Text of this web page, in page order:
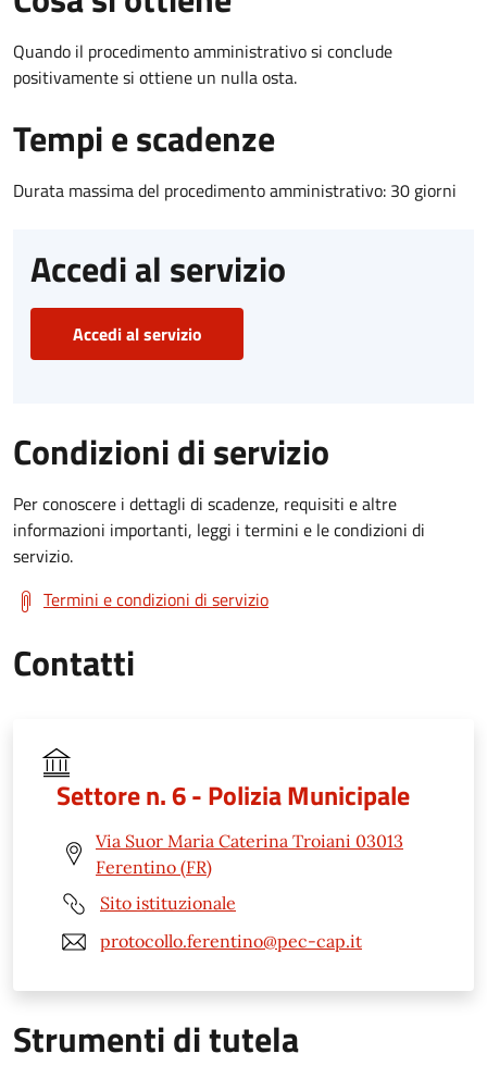
Quando il procedimento amministrativo si conclude
positivamente si ottiene un nulla osta.
Tempi e scadenze
Durata massima del procedimento amministrativo: 30 giorni
Accedi al servizio
Accedi al servizio
Condizioni di servizio
Per conoscere i dettagli di scadenze, requisiti e altre
informazioni importanti, leggi i termini e le condizioni di
servizio.
Termini e condizioni di servizio
Contatti
Settore n. 6 - Polizia Municipale
Via Suor Maria Caterina Troiani 03013
Ferentino (FR)
Sito istituzionale
protocollo.ferentino@pec-cap.it
Strumenti di tutela